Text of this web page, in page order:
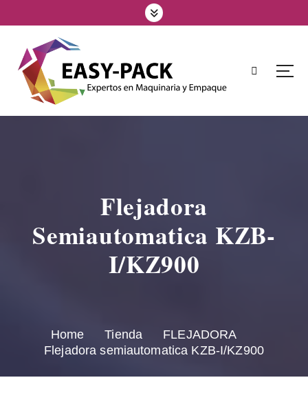
Flejadora
Semiautomatica KZB-
I/KZ900
Home Tienda
FLEJADORA
Flejadora semiautomatica KZB-I/KZ900